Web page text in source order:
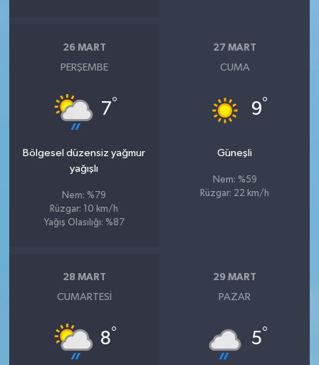
26 MART
PERŞEMBE
7°
Bölgesel düzensiz yağmur
yağışlı
Nem: %79
Rüzgar: 10 km/h
Yağış Olasılığı: %87
27 MART
CUMA
9°
Güneşli
Nem: %59
Rüzgar: 22 km/h
28 MART
CUMARTESI
8°
29 MART
PAZAR
5°